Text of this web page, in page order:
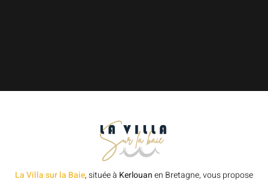
La Villa sur la Baie, située à Kerlouanen Bretagne, vous propose